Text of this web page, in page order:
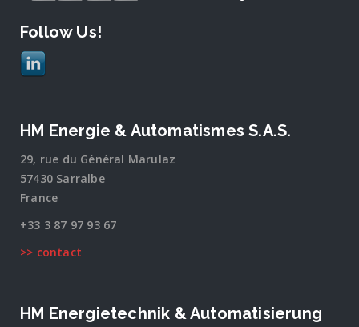
Follow Us!
HM Energie & Automatismes S.A.S.
29, rue du Général Marulaz
57430 Sarralbe
France
+33 3 87 97 93 67
>> contact
HM Energietechnik & Automatisierung